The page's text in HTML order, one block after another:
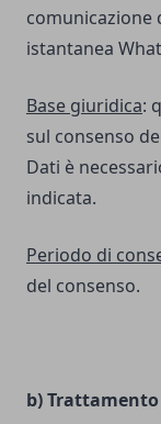
comunicazione
istantanea
Base giuridica:
sul consenso
Dati è
indicata.
Periodo di
del consenso.
b)